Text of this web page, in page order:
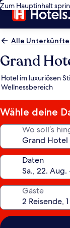
Zum Hauptinhalt
Alle
Grand
Hotel im luxuriösen
Wellnessbereich
Wähle deine
Wo soll’s
Daten
Gäste